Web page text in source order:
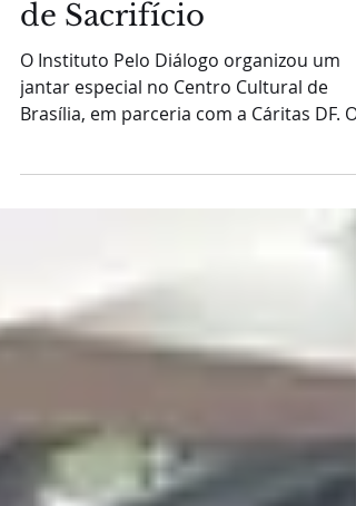
Comemoração à Festa
de Sacrifício
O Instituto Pelo Diálogo organizou um
Brasília, em parceria com a Cáritas DF. O